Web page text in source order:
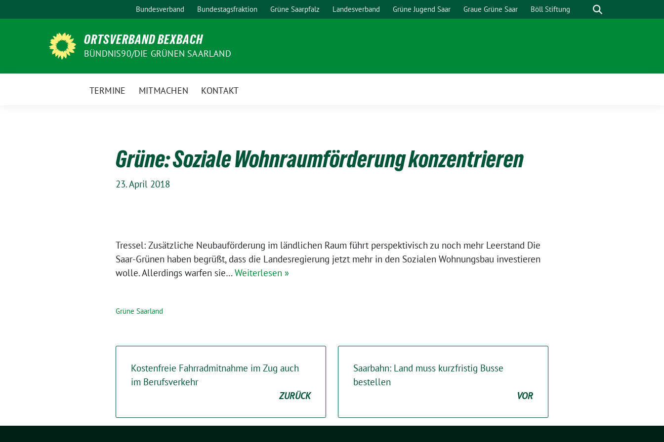
zum
Bundesverband Bundestagsfraktion Grüne Saarpfalz Landesverband Grüne Jugend Saar Graue Grüne Saar Böll Stiftung Suche
ORTSVERBAND BEXBACH
BÜNDNIS90/DIE GRÜNEN SAARLAND
TERMINE MITMACHEN KONTAKT
Grüne: Soziale Wohnraumförderung konzentrieren
23. April 2018
Tressel: Zusätzliche Neubauförderung im ländlichen Raum führt perspektivisch zu noch mehr Leerstand Die
Saar-Grünen haben begrüßt, dass die Landesregierung jetzt mehr in den Sozialen Wohnungsbau investieren
wolle. Allerdings warfen sie… Weiterlesen »
Grüne Saarland
Kostenfreie Fahrradmitnahme im Zug auch
im Berufsverkehr
ZURÜCK
Saarbahn: Land muss kurzfristig Busse
bestellen
VOR